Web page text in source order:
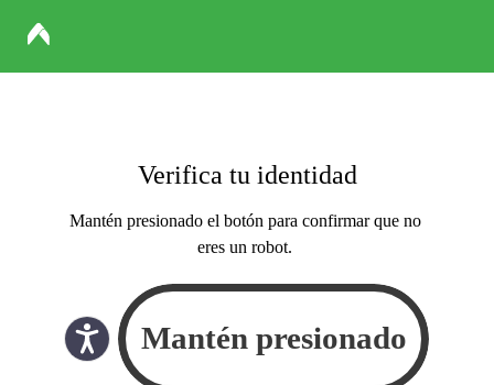
Verifica tu identidad
Mantén presionado el botón para confirmar que no
eres un robot.